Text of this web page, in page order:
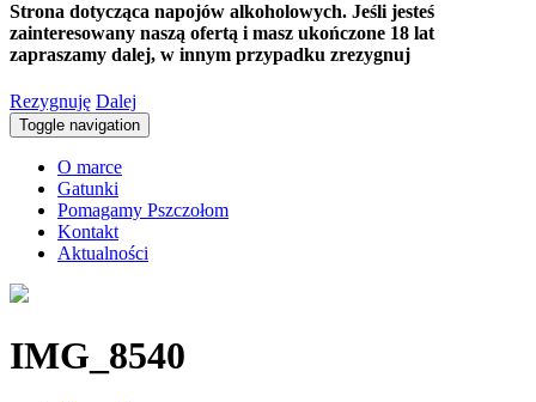
Strona dotycząca napojów alkoholowych. Jeśli jesteś
zainteresowany naszą ofertą i masz ukończone 18 lat
zapraszamy dalej, w innym przypadku zrezygnuj
Rezygnuję Dalej
Toggle navigation
O marce
Gatunki
Pomagamy Pszczołom
Kontakt
Aktualności
IMG_8540